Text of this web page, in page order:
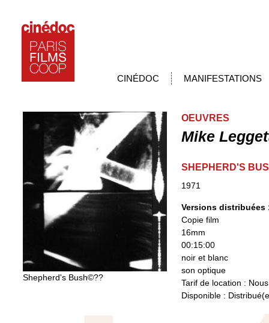
CINÉDOC MANIFESTATIONS
Shepherd's Bush©??
OEUVRES
Mike
SHEPHERD'S
1971
Versions
Copie film
16mm
00:15:00
noir et blanc
son optique
Tarif de location :
Disponible :